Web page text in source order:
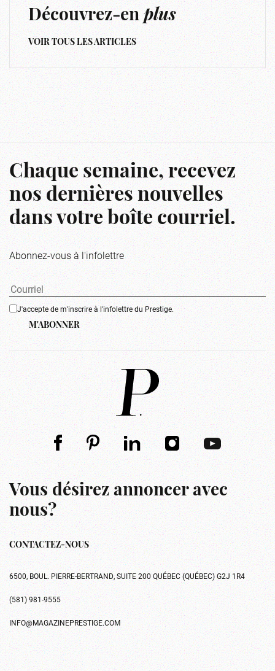
Découvrez-enplus
VOIR TOUS LES ARTICLES
Chaque semaine, recevez
nos dernières nouvelles
dans votre boîte courriel.
Abonnez-vous à l'infolettre
J'accepte de m'inscrire à l'infolettre du Prestige.
M'ABONNER
Vous désirez annoncer avec
nous?
CONTACTEZ-NOUS
6500, BOUL. PIERRE-BERTRAND, SUITE 200 QUÉBEC (QUÉBEC) G2J 1R4
(581) 981-9555
INFO@MAGAZINEPRESTIGE.COM